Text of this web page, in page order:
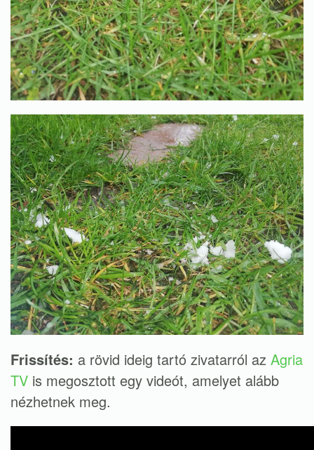
Frissítés: a rövid ideig tartó zivatarról az Agria
TV is megosztott egy videót, amelyet alább
nézhetnek meg.